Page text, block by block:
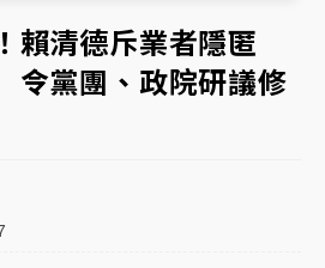
！中部以北防豪雨 今晚、明天影
只出不進 未移置車輛最高罰
布下周一汽柴油價格維持不變
賴清德斥業者隱匿
令黨團、政院研議修